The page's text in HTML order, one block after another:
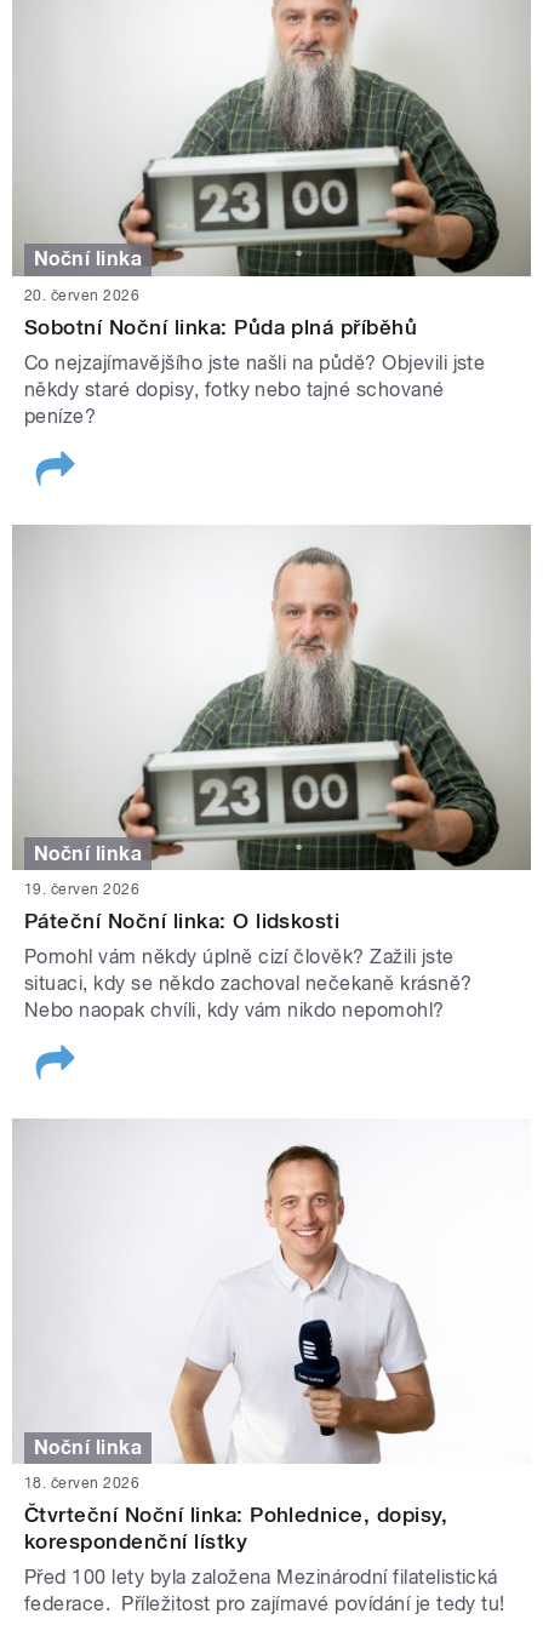
Noční linka
20. červen 2026
Sobotní Noční linka: Půda plná příběhů
Co nejzajímavějšího jste našli na půdě? Objevili jste
někdy staré dopisy, fotky nebo tajné schované
peníze?
Noční linka
19. červen 2026
Páteční Noční linka: O lidskosti
Pomohl vám někdy úplně cizí člověk? Zažili jste
situaci, kdy se někdo zachoval nečekaně krásně?
Nebo naopak chvíli, kdy vám nikdo nepomohl?
Noční linka
18. červen 2026
Čtvrteční Noční linka: Pohlednice, dopisy,
korespondenční lístky
Před 100 lety byla založena Mezinárodní filatelistická
federace. Příležitost pro zajímavé povídání je tedy tu!